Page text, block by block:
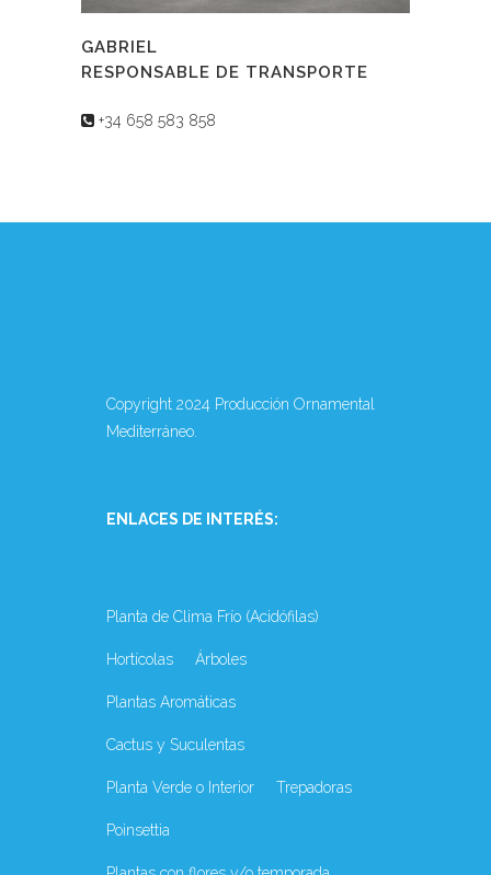
GABRIEL
RESPONSABLE DE TRANSPORTE
+34 658 583 858
Copyright 2024 Producción Ornamental
Mediterráneo.
ENLACES DE INTERÉS:
Planta de Clima Frío (Acidófilas)
Hortícolas Árboles
Plantas Aromáticas
Cactus y Suculentas
Planta Verde o Interior Trepadoras
Poinsettia